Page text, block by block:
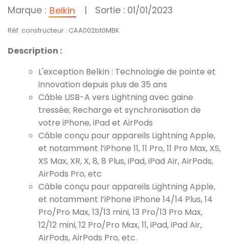
Marque : Belkin | Sortie : 01/01/2023
Réf. constructeur : CAA002bt0MBK
Description :
L'exception Belkin : Technologie de pointe et
innovation depuis plus de 35 ans
Câble USB-A vers Lightning avec gaine
tressée; Recharge et synchronisation de
votre iPhone, iPad et AirPods
Câble conçu pour appareils Lightning Apple,
et notamment l’iPhone 11, 11 Pro, 11 Pro Max, XS,
XS Max, XR, X, 8, 8 Plus, iPad, iPad Air, AirPods,
AirPods Pro, etc
Câble conçu pour appareils Lightning Apple,
et notamment l’iPhone iPhone 14/14 Plus, 14
Pro/Pro Max, 13/13 mini, 13 Pro/13 Pro Max,
12/12 mini, 12 Pro/Pro Max, 11, iPad, iPad Air,
AirPods, AirPods Pro, etc.